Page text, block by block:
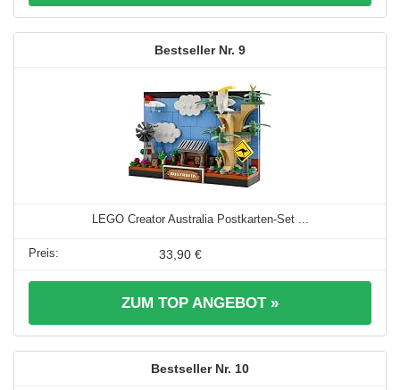
9
LEGO Creator Australia Postkarten-Set ...
33,90 €
ZUM TOP ANGEBOT »
10